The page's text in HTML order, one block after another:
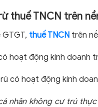
thuế TNCN trên
thuế TNCN trên
hoạt động kinh doanh
có hoạt động kinh
nhân không cư trú